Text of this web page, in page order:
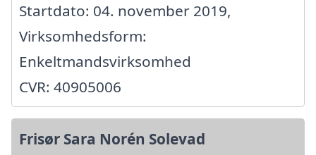
Startdato: 04. november 2019,
Virksomhedsform:
Enkeltmandsvirksomhed
CVR: 40905006
Frisør Sara Norén Solevad